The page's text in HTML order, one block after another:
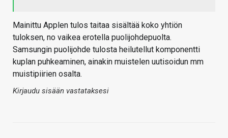
Mainittu Applen tulos taitaa sisältää koko yhtiön
tuloksen, no vaikea erotella puolijohdepuolta.
Samsungin puolijohde tulosta heilutellut komponentti
kuplan puhkeaminen, ainakin muistelen uutisoidun mm
muistipiirien osalta.
Kirjaudu sisään vastataksesi